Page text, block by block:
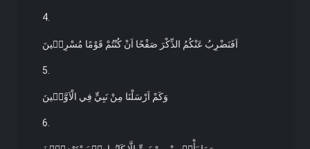
4.
اَفَنَضْرِبُ عَنْكُمُ الذِّكْرَ صَفْحًا اَنْ كُنْتُمْ قَوْمًا مُسْرِف۪ينَ
5.
وَكَمْ اَرْسَلْنَا مِنْ نَبِيٍّ فِي الْاَوَّل۪ينَ
6.